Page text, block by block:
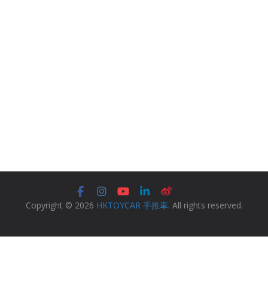
Copyright © 2026 HKTOYCAR 手推車. All rights reserved.